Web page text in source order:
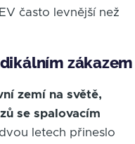
často levnější než
zákazem
zemí na světě,
se spalovacím
letech přineslo